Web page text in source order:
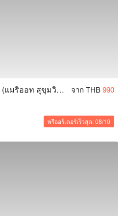
มรรคา เฮลท์แอนด์สปา (แมริออท สุขุมวิท 24) จาก THB990
พรีออร์เดอร์เร็วสุด: 08/10